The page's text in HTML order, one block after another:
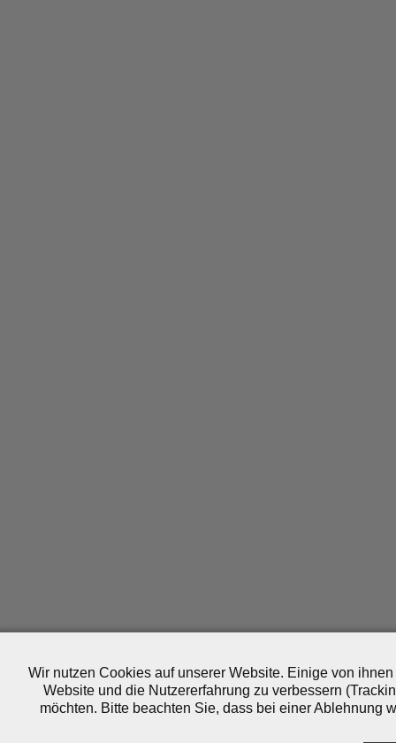
Wir nutzen Cookies auf unserer Website. Einige von
Website und die Nutzererfahrung zu verbessern
möchten. Bitte beachten Sie, dass bei einer Ablehnung